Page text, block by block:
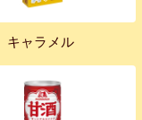
キャラメル